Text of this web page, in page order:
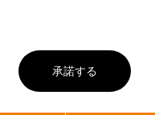
承諾する